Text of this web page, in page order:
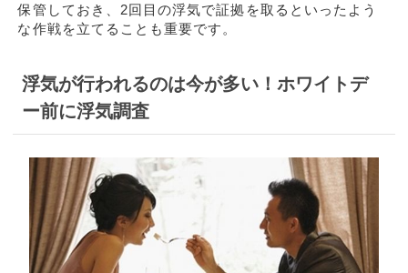
保管しておき、2回目の浮気で証拠を取るといったよう
な作戦を立てることも重要です。
浮気が行われるのは今が多い！ホワイトデ
ー前に浮気調査